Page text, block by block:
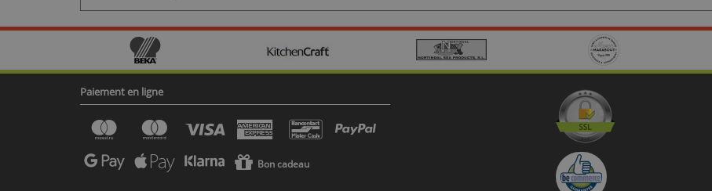
Paiement en ligne
Bon cadeau